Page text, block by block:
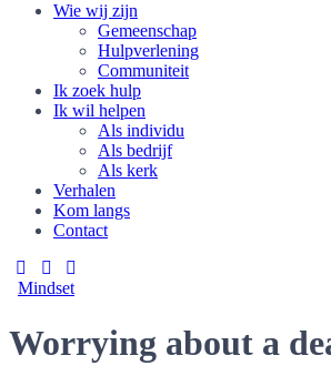
Wie wij zijn
Gemeenschap
Hulpverlening
Communiteit
Ik zoek hulp
Ik wil helpen
Als individu
Als bedrijf
Als kerk
Verhalen
Kom langs
Contact
Mindset
Worrying about a